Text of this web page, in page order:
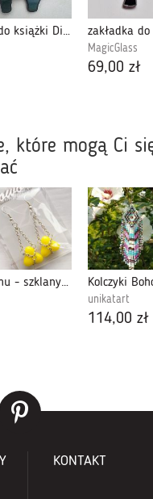
Zakładka do książki Dinozaur witraż
MagicGlass
69,00 zł
które mogą Ci
Na łańcuchu - szklany kaboszon
unikatart
114,00 zł
KONTAKT